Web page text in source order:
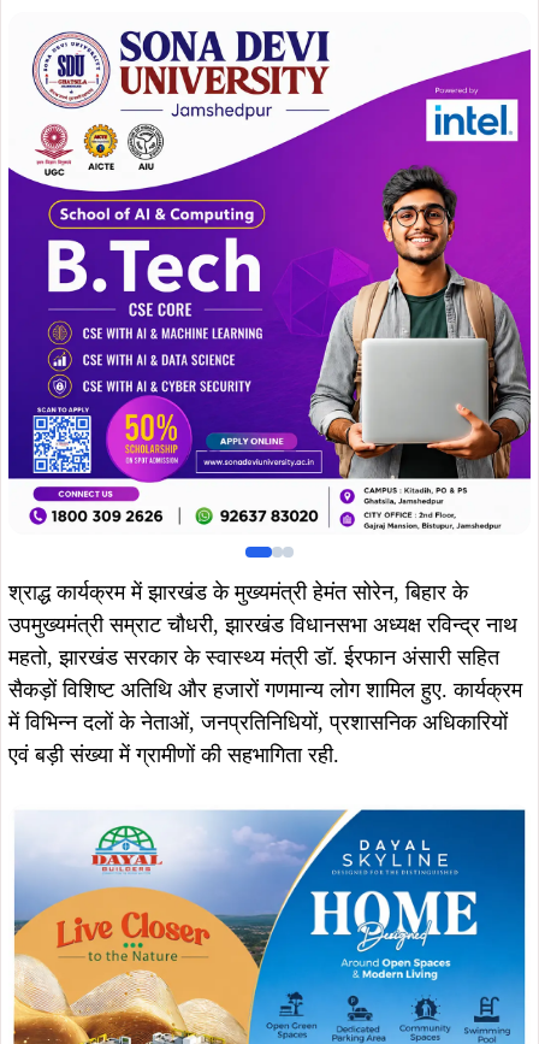
श्राद्ध कार्यक्रम में झारखंड के मुख्यमंत्री हेमंत सोरेन, बिहार के
उपमुख्यमंत्री सम्राट चौधरी, झारखंड विधानसभा अध्यक्ष रविन्द्र नाथ
महतो, झारखंड सरकार के स्वास्थ्य मंत्री डॉ. ईरफान अंसारी सहित
सैकड़ों विशिष्ट अतिथि और हजारों गणमान्य लोग शामिल हुए. कार्यक्रम
में विभिन्न दलों के नेताओं, जनप्रतिनिधियों, प्रशासनिक अधिकारियों
एवं बड़ी संख्या में ग्रामीणों की सहभागिता रही.